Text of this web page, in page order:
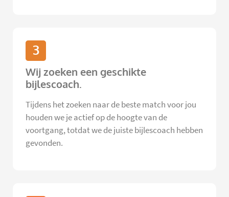
3
Wij zoeken een geschikte
bijlescoach.
Tijdens het zoeken naar de beste match voor jou
houden we je actief op de hoogte van de
voortgang, totdat we de juiste bijlescoach hebben
gevonden.